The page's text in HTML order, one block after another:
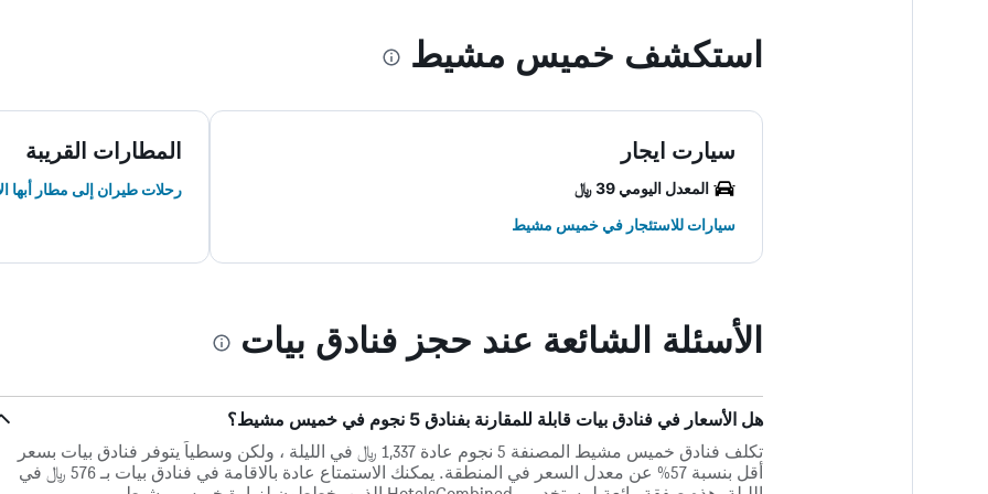
استكشف خميس مشيط
سيارت ايجار
المعدل اليومي 39 ﷼
سيارات للاستئجار في خميس مشيط
المطارات القريبة
رحلات طيران إلى مطار أبها
الأسئلة الشائعة عند حجز فنادق بيات
هل الأسعار في فنادق بيات قابلة للمقارنة بفنادق 5 نجوم في خميس مشيط؟
تكلف فنادق خميس مشيط المصنفة 5 نجوم عادة 1,337 ﷼ في الليلة ، ولكن وسطياً يتوفر فنادق بيات بسعر
أقل بنسبة 57% عن معدل السعر في المنطقة. يمكنك الاستمتاع عادة بالاقامة في فنادق بيات بـ 576 ﷼ في